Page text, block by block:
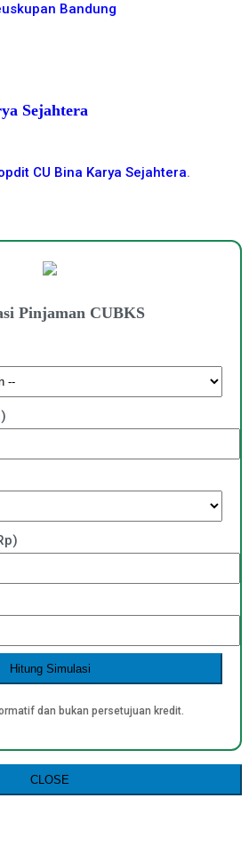
Bandung
Sejahtera
CU Bina Karya Sejahtera.
Pinjaman CUBKS
Hitung Simulasi
dan bukan persetujuan kredit.
CLOSE